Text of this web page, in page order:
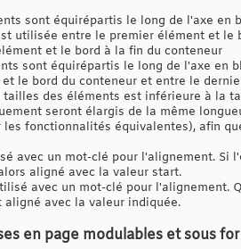
*/
;
sont équirépartis le long de l'axe en
utilisée entre le premier élément et
et le bord à la fin du conteneur
sont équirépartis le long de l'axe en
le bord du conteneur et entre le
tailles des éléments est inférieure à la
seront élargis de la même
fonctionnalités équivalentes), afin
avec un mot-clé pour l'alignement. Si
aligné avec la valeur start.
avec un mot-clé pour
avec la valeur indiquée.
en page modulables et sous